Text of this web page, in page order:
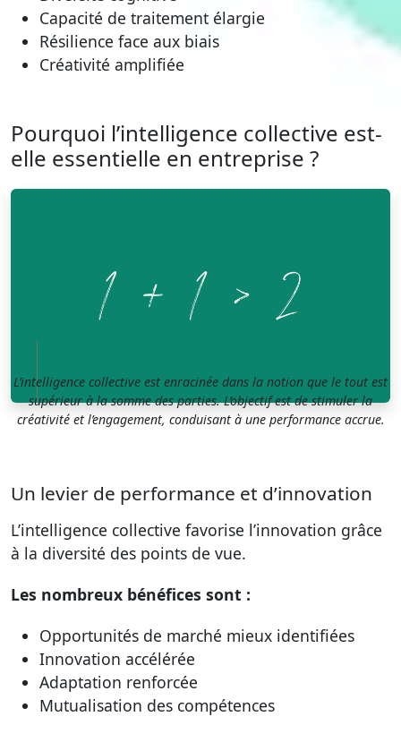
Capacité de traitement élargie
Résilience face aux biais
Créativité amplifiée
Pourquoi l’intelligence collective est-
elle essentielle en entreprise ?
L’intelligence collective est enracinée dans la notion que le tout est
supérieur à la somme des parties. L’objectif est de stimuler la
créativité et l’engagement, conduisant à une performance accrue.
Un levier de performance et d’innovation
L’intelligence collective favorise l’innovation grâce
à la diversité des points de vue.
Les nombreux bénéfices sont :
Opportunités de marché mieux identifiées
Innovation accélérée
Adaptation renforcée
Mutualisation des compétences